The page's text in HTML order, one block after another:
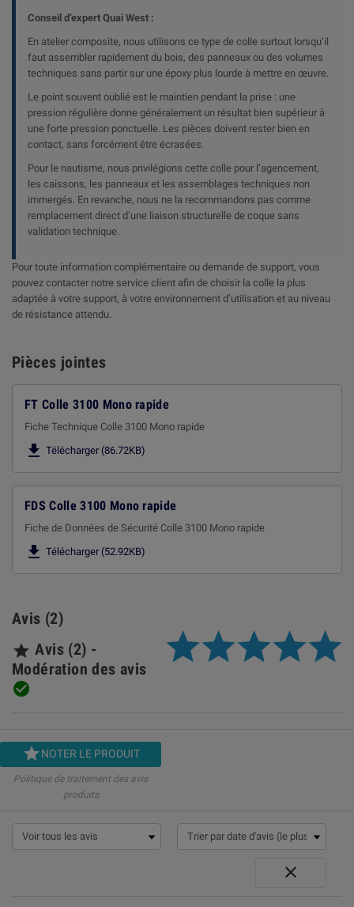
Conseil d’expert Quai West :
En atelier composite, nous utilisons ce type de colle surtout lorsqu’il
faut assembler rapidement du bois, des panneaux ou des volumes
techniques sans partir sur une époxy plus lourde à mettre en œuvre.
Le point souvent oublié est le maintien pendant la prise : une
pression régulière donne généralement un résultat bien supérieur à
une forte pression ponctuelle. Les pièces doivent rester bien en
contact, sans forcément être écrasées.
Pour le nautisme, nous privilégions cette colle pour l’agencement,
les caissons, les panneaux et les assemblages techniques non
immergés. En revanche, nous ne la recommandons pas comme
remplacement direct d’une liaison structurelle de coque sans
validation technique.
Pour toute information complémentaire ou demande de support, vous
pouvez contacter notre service client afin de choisir la colle la plus
adaptée à votre support, à votre environnement d’utilisation et au niveau
de résistance attendu.
Pièces jointes
FT Colle 3100 Mono rapide
Fiche Technique Colle 3100 Mono rapide
 Télécharger (86.72KB)
FDS Colle 3100 Mono rapide
Fiche de Données de Sécurité Colle 3100 Mono rapide
 Télécharger (52.92KB)
Avis (2)
 Avis (2) -
Modération des avis

NOTER LE PRODUIT
Politique de traitement des avis
produits
